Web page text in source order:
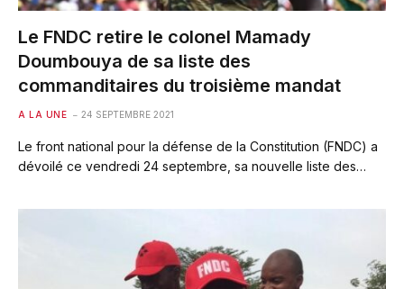
Le FNDC retire le colonel Mamady
Doumbouya de sa liste des
commanditaires du troisième mandat
A LA UNE 24 SEPTEMBRE 2021
Le front national pour la défense de la Constitution (FNDC) a
dévoilé ce vendredi 24 septembre, sa nouvelle liste des…